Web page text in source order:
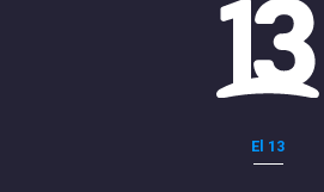
El 13